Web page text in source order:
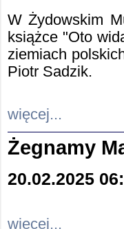
W Żydowskim
książce "Oto
ziemiach
Piotr Sadzik.
więcej...
Żegnamy
20.02.2025
więcej...